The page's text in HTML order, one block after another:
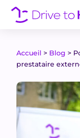
Accueil > Blog >
prestataire